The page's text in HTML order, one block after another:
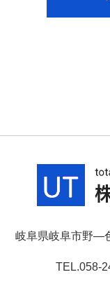
岐阜県岐阜市野―
TEL.058-